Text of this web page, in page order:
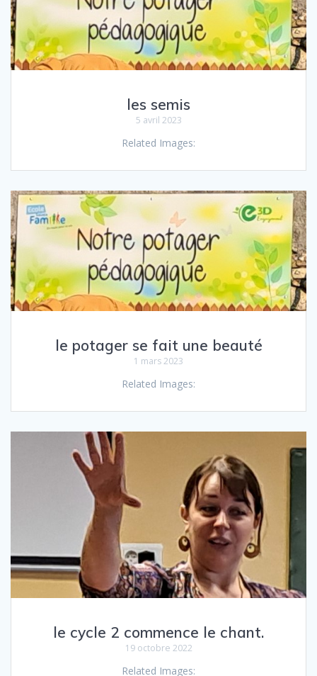
les semis
5 avril 2023
Related Images:
le potager se fait une beauté
1 mars 2023
Related Images:
le cycle 2 commence le chant.
19 octobre 2022
Related Images: